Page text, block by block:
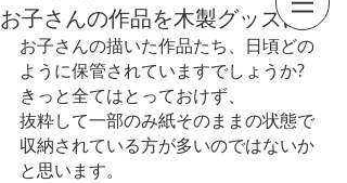
お子さんの作品を木製グッズに
お子さんの描いた作品たち、日頃どの
ように保管されていますでしょうか?
きっと全てはとっておけず、
抜粋して一部のみ紙そのままの状態で
収納されている方が多いのではないか
と思います。